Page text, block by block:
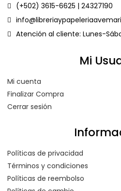
(+502) 3615-6625 | 24327190
Atención al cliente: Lunes-
Mi
Mi cuenta
Finalizar Compra
Cerrar sesión
Políticas de privacidad
Términos y condiciones
Políticas de reembolso